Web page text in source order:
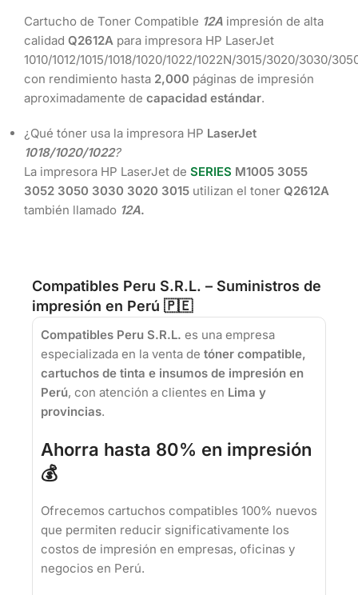
Cartucho de Toner Compatible 12A impresión de alta
calidad Q2612A para impresora HP LaserJet
1010/1012/1015/1018/1020/1022/1022N/3015/3020/3030/
con rendimiento hasta 2,000 páginas de impresión
aproximadamente de capacidad estándar.
¿Qué tóner usa la impresora HP LaserJet
1018/1020/1022?
La impresora HP LaserJet de SERIES M1005 3055
3052 3050 3030 3020 3015 utilizan el toner Q2612A
también llamado 12A.
Compatibles Peru S.R.L. – Suministros de
impresión en Perú 🇵🇪
Compatibles Peru S.R.L. es una empresa
especializada en la venta de tóner compatible,
cartuchos de tinta e insumos de impresión en
Perú, con atención a clientes en Lima y
provincias.
Ahorra hasta 80% en impresión
💰
Ofrecemos cartuchos compatibles 100% nuevos
que permiten reducir significativamente los
costos de impresión en empresas, oficinas y
negocios en Perú.